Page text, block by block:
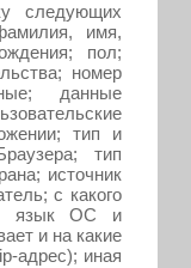
следующих
имя,
пол;
номер
данные
тип и
тип
источник
с какого
язык ОС и
и на какие
адрес); иная